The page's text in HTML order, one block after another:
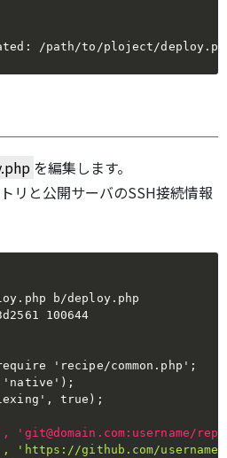
/path/to/ploject/
を編集します。
リと公開サーバのSSH接続情報
b/deploy.php